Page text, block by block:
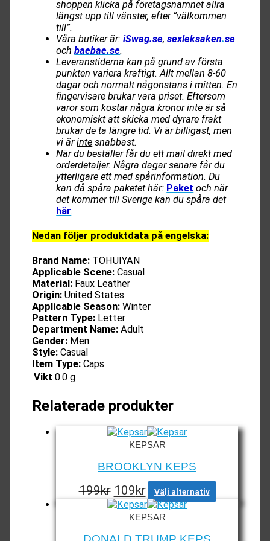
shoppen klicka på företagsnamnet allra
längst upp till vänster, efter ”välkommen
till”.
Våra butiker är:iSwag.se,sexleksaken.se
ochbaebae.se.
Leveranstiderna kan på grund av första
punkten variera kraftigt. Allt mellan 8-60
dagar och normalt någonstans i mitten. En
fingervisare brukar vara priset. Eftersom
varor som kostar några kronor inte är så
ekonomiskt att skicka med dyrare frakt
brukar de ta längre tid. Vi ärbilligast, men
vi ärinte snabbast.
När du beställer får du ett mail direkt med
orderdetaljer. Några dagar senare får du
ytterligare ett med spårinformation. Du
kan då spåra paketet här: Paket och när
det kommer till Sverige kan du spåra det
här.
Nedan följer produktdata på engelska:
Brand Name: TOHUIYAN
Applicable Scene: Casual
Material: Faux Leather
Origin: United States
Applicable Season: Winter
Pattern Type: Letter
Department Name: Adult
Gender: Men
Style: Casual
Item Type: Caps
Vikt 0.0 g
Relaterade produkter
KEPSAR
BROOKLYN KEPS
199kr Det
ursprungliga
priset
var:
109krDet
nuvarande
priset
är:
Välj alternativ
här
KEPSAR